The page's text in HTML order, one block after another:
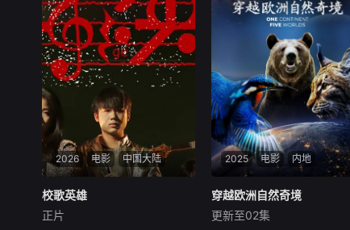
2026 电影 中国大陆
校歌英雄
彭思嘉
校歌英雄
正片
2025 电影 内地
穿越欧洲自然奇境
未知
穿越欧洲自然奇境
更新至02集